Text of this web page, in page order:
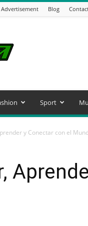
Advertisement Blog
Sport
y Conectar con el